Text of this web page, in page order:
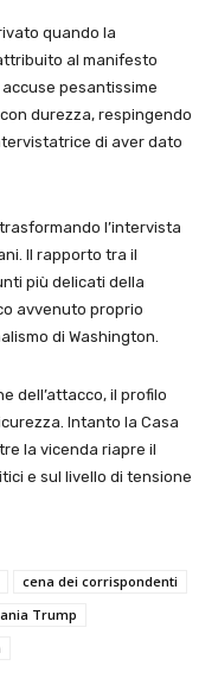
quando la
al manifesto
pesantissime
durezza, respingendo
di aver dato
l’intervista
Il rapporto tra il
più delicati della
avvenuto proprio
di Washington.
dell’attacco, il profilo
Intanto la Casa
la vicenda riapre il
e sul livello di tensione
cena dei corrispondenti
Trump